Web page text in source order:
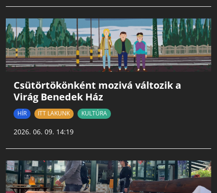
Csütörtökönként mozivá változik a
Virág Benedek Ház
HÍR ITT LAKUNK KULTÚRA
2026. 06. 09. 14:19